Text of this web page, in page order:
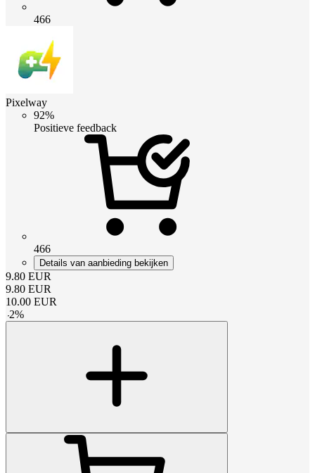
466
Pixelway
92%
Positieve feedback
466
Details van aanbieding bekijken
9.80 EUR
9.80 EUR
10.00 EUR
-2%